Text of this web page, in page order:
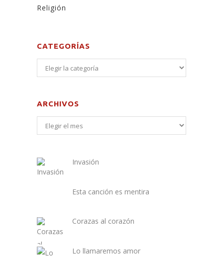
Religión
CATEGORÍAS
ARCHIVOS
Invasión
Esta canción es mentira
Corazas al corazón
Lo llamaremos amor